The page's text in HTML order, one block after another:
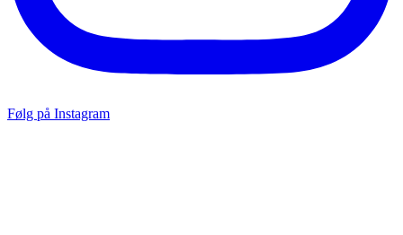
Følg på Instagram